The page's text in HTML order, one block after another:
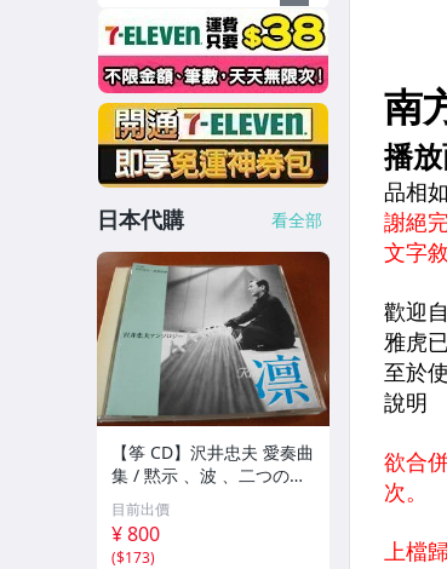
日本代購 看全部
【筝 CD】沢井忠夫 愛奏曲
集 / 黙示 、波 、二つの相
、箏二重奏ソナタ 杵屋正
邦 、入野義朗 、小野衛 他
(1971/1973/1976)
目前出價
¥ 800
($173)